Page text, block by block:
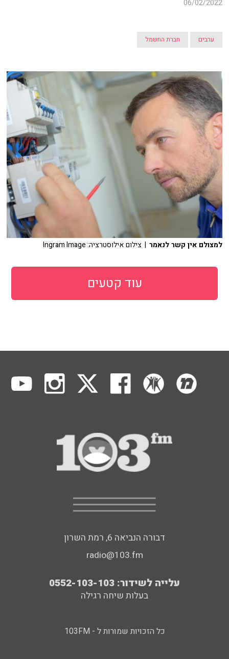
06/02/2022
ערבים חברת החשמל
למצולם אין קשר לנאמר | צילום אילוסטרציה: Ingram Image
עוד קטעים
דבורה הנביאה 6, רמת השרון
radio@103.fm
עלייה לשידור: 0552-103-103
בעלות שיחה רגילה
כל הזכויות שמורות ל - 103FM